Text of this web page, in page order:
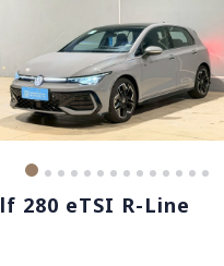
280 eTSI R-Line